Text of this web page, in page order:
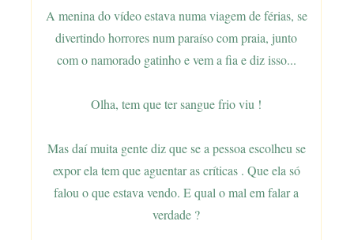
A menina do vídeo estava numa viagem de férias, se
divertindo horrores num paraíso com praia, junto
com o namorado gatinho e vem a fia e diz isso...
Olha, tem que ter sangue frio viu !
Mas daí muita gente diz que se a pessoa escolheu se
expor ela tem que aguentar as críticas . Que ela só
falou o que estava vendo. E qual o mal em falar a
verdade ?